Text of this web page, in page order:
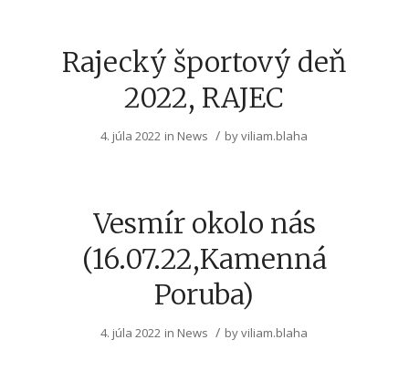
Rajecký športový deň
2022, RAJEC
4. júla 2022 in News / byviliam.blaha
Vesmír okolo nás
(16.07.22,Kamenná
Poruba)
4. júla 2022 in News / byviliam.blaha